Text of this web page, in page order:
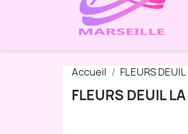
Accueil FLEURS
FLEURS DEUIL